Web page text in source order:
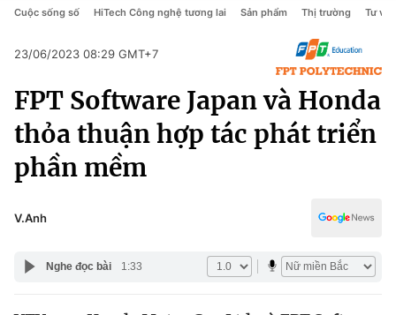
Chính trị
Xã hội
Pháp luật
Y tế
Chính trị
Pháp luật
Thể thao
Truyền hình
Văn hóa - Giải trí
Y tế
Cuộc sống số HiTech Công nghệ tương lai Sản phẩm Thị trường Tư vấn
23/06/2023 08:29 GMT+7
FPT Software Japan và Honda
thỏa thuận hợp tác phát triển
phần mềm
V.Anh
Nghe đọc bài 1:33